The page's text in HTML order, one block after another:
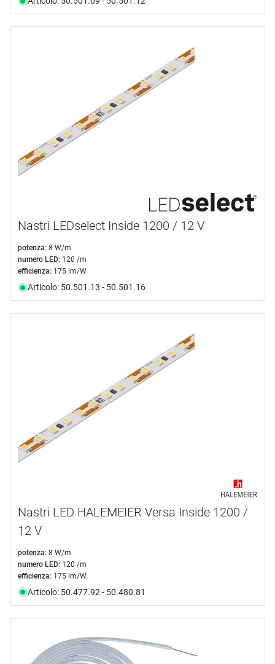
Nastri LEDselect Inside 1200 / 12 V
potenza: 8 W/m
numero LED: 120 /m
efficienza: 175 lm/W
Articolo: 50.501.13 - 50.501.16
Nastri LED HALEMEIER Versa Inside 1200 /
12 V
potenza: 8 W/m
numero LED: 120 /m
efficienza: 175 lm/W
Articolo: 50.477.92 - 50.480.81